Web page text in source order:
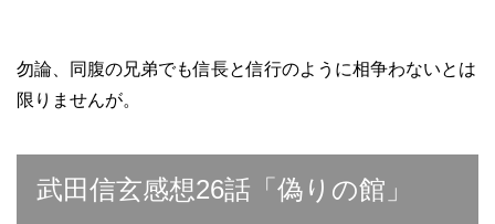
勿論、同腹の兄弟でも信長と信行のように相争わないとは
限りませんが。
武田信玄感想26話「偽りの館」